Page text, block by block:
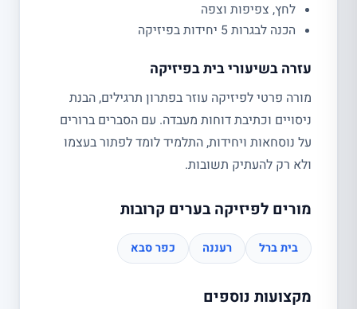
לחץ, צפיפות וצפה
הכנה לבגרות 5 יחידות בפיזיקה
עזרה בשיעורי בית בפיזיקה
מורה פרטי לפיזיקה עוזר בפתרון תרגילים, הבנת
ניסויים וכתיבת דוחות מעבדה. עם הסברים ברורים
על נוסחאות ויחידות, התלמיד לומד לפתור בעצמו
ולא רק להעתיק תשובות.
מורים לפיזיקה בערים קרובות
בית ברל רעננה כפר סבא
מקצועות נוספים